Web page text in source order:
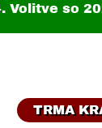
Volitve so
TRMA